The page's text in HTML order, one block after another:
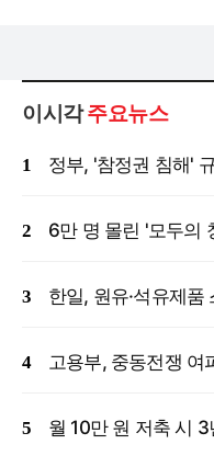
이시각주요뉴스